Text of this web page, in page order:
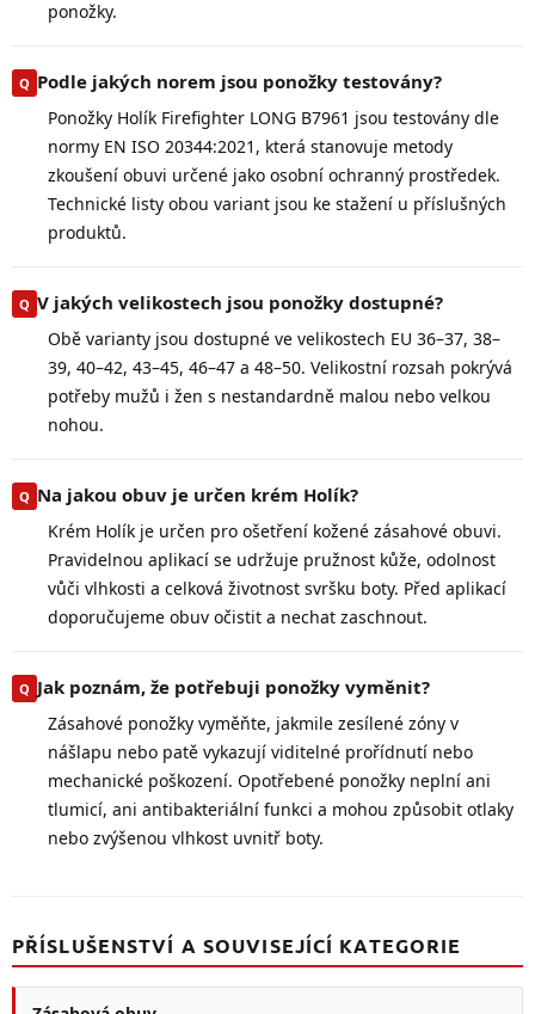
ponožky.
Podle jakých norem jsou ponožky testovány?
Ponožky Holík Firefighter LONG B7961 jsou testovány dle
normy EN ISO 20344:2021, která stanovuje metody
zkoušení obuvi určené jako osobní ochranný prostředek.
Technické listy obou variant jsou ke stažení u příslušných
produktů.
V jakých velikostech jsou ponožky dostupné?
Obě varianty jsou dostupné ve velikostech EU 36–37, 38–
39, 40–42, 43–45, 46–47 a 48–50. Velikostní rozsah pokrývá
potřeby mužů i žen s nestandardně malou nebo velkou
nohou.
Na jakou obuv je určen krém Holík?
Krém Holík je určen pro ošetření kožené zásahové obuvi.
Pravidelnou aplikací se udržuje pružnost kůže, odolnost
vůči vlhkosti a celková životnost svršku boty. Před aplikací
doporučujeme obuv očistit a nechat zaschnout.
Jak poznám, že potřebuji ponožky vyměnit?
Zásahové ponožky vyměňte, jakmile zesílené zóny v
nášlapu nebo patě vykazují viditelné prořídnutí nebo
mechanické poškození. Opotřebené ponožky neplní ani
tlumicí, ani antibakteriální funkci a mohou způsobit otlaky
nebo zvýšenou vlhkost uvnitř boty.
PŘÍSLUŠENSTVÍ A SOUVISEJÍCÍ KATEGORIE